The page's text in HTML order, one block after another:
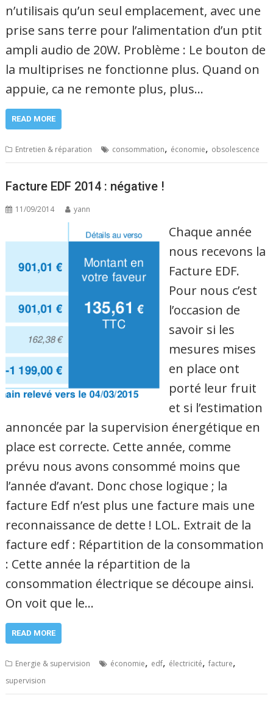
n’utilisais qu’un seul emplacement, avec une
prise sans terre pour l’alimentation d’un ptit
ampli audio de 20W. Problème : Le bouton de
la multiprises ne fonctionne plus. Quand on
appuie, ca ne remonte plus, plus…
READ MORE
Entretien & réparation consommation, économie, obsolescence
Facture EDF 2014 : négative !
11/09/2014 yann
Chaque année
nous recevons la
Facture EDF.
Pour nous c’est
l’occasion de
savoir si les
mesures mises
en place ont
porté leur fruit
et si l’estimation
annoncée par la supervision énergétique en
place est correcte. Cette année, comme
prévu nous avons consommé moins que
l’année d’avant. Donc chose logique ; la
facture Edf n’est plus une facture mais une
reconnaissance de dette ! LOL. Extrait de la
facture edf : Répartition de la consommation
: Cette année la répartition de la
consommation électrique se découpe ainsi.
On voit que le…
READ MORE
Energie & supervision économie, edf, électricité,facture,
supervision